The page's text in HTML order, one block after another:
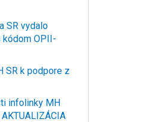
SR vydalo
kódom OPII-
SR k podpore z
infolinky MH